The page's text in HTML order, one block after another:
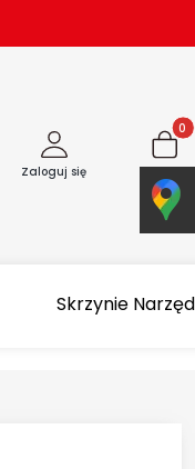
Zaloguj się Koszyk
Skrzynie